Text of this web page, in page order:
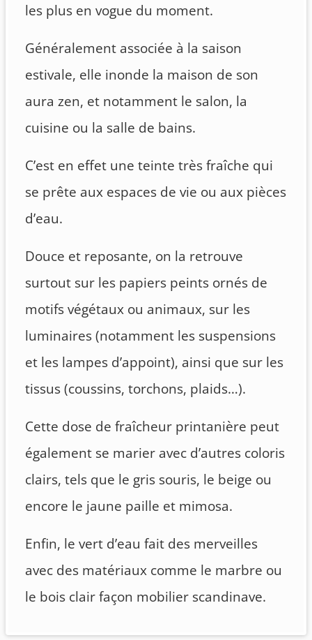
les plus en vogue du moment.
Généralement associée à la saison
estivale, elle inonde la maison de son
aura zen, et notamment le salon, la
cuisine ou la salle de bains.
C’est en effet une teinte très fraîche qui
se prête aux espaces de vie ou aux pièces
d’eau.
Douce et reposante, on la retrouve
surtout sur les papiers peints ornés de
motifs végétaux ou animaux, sur les
luminaires (notamment les suspensions
et les lampes d’appoint), ainsi que sur les
tissus (coussins, torchons, plaids…).
Cette dose de fraîcheur printanière peut
également se marier avec d’autres coloris
clairs, tels que le gris souris, le beige ou
encore le jaune paille et mimosa.
Enfin, le vert d’eau fait des merveilles
avec des matériaux comme le marbre ou
le bois clair façon mobilier scandinave.